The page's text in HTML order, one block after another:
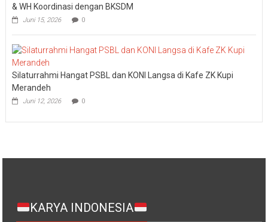
& WH Koordinasi dengan BKSDM
Juni 15, 2026 0
Silaturrahmi Hangat PSBL dan KONI Langsa di Kafe ZK Kupi
Merandeh
Juni 12, 2026 0
KARYA INDONESIA